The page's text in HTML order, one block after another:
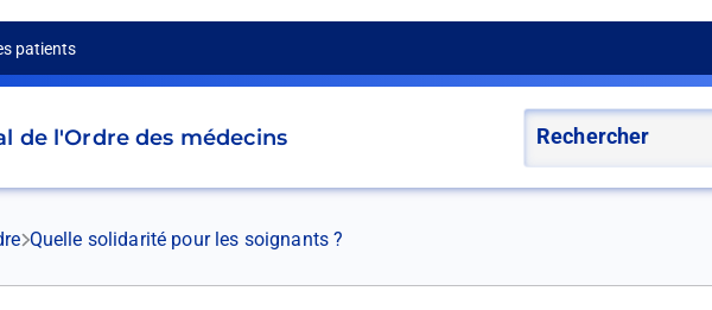
patients
de l'Ordre des médecins
Quelle solidarité pour les soignants ?